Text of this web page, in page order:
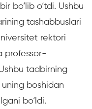
bo‘lib o‘tdi. Ushbu
tashabbuslari
rektori
professor-
tadbirning
boshidan
bo‘ldi.